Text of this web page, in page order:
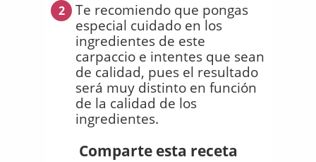
2
Te recomiendo que pongas
especial cuidado en los
ingredientes de este
carpaccio e intentes que sean
de calidad, pues el resultado
será muy distinto en función
de la calidad de los
ingredientes.
Comparte esta receta